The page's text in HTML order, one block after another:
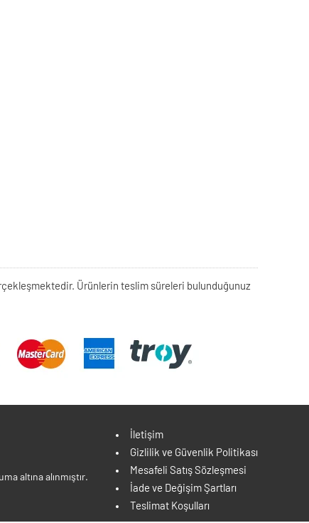
Ürünlerin teslim süreleri bulunduğunuz
altına alınmıştır.
İletişim
Gizlilik ve Güvenlik Politikası
Mesafeli Satış Sözleşmesi
İade ve Değişim Şartları
Teslimat Koşulları